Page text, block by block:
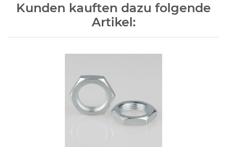
Kunden kauften dazu folgende
Artikel: